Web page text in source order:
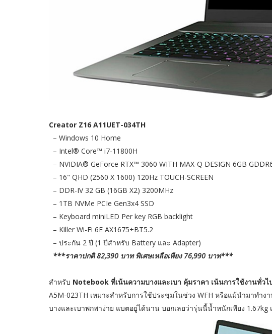
Creator Z16 A11UET-034TH
– Windows 10 Home
– Intel® Core™ i7-11800H
– NVIDIA® GeForce RTX™ 3060 WITH MAX-Q DESIGN 6GB
– 16" QHD (2560 X 1600) 120Hz TOUCH-SCREEN
– DDR-IV 32 GB (16GB X2) 3200MHz
– 1TB NVMe PCIe Gen3x4 SSD
– Keyboard miniLED Per key RGB backlight
– Killer Wi-Fi 6E AX1675+BT5.2
– ประกัน 2 ปี (1 ปีสำหรับ Battery และ Adapter)
***ราคาปกติ 82,390 บาท พิเศษเหลือเพียง 76,990 บาท***
สำหรับ Notebook ที่เน้นความบางและเบา คุ้มราคา เน้นการใช้งานทั่วไ
A5M-023TH เหมาะสำหรับการใช้ประชุมในช่วง WFH หรือแม้นำมาทำง
บางและเบาพกพาง่าย แบตอยู่ได้นาน บอกเลยว่ารุ่นนี้น้ำหนักเพียง 1.67kg